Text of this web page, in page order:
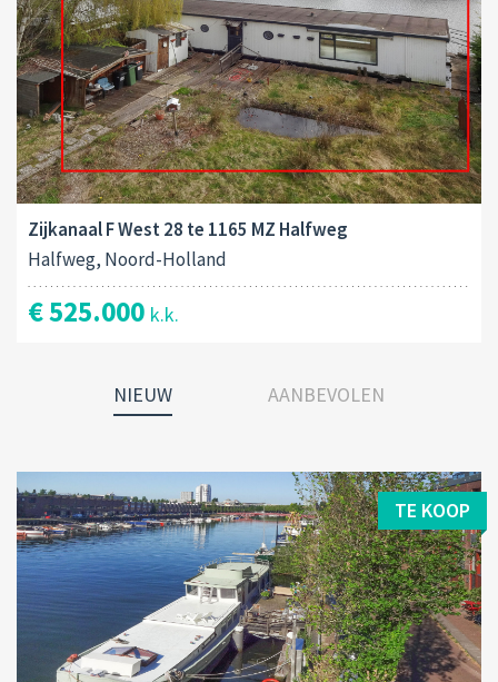
Zijkanaal F West 28 te 1165 MZ Halfweg
Halfweg, Noord-Holland
€ 525.000 k.k.
NIEUW AANBEVOLEN
TE KOOP